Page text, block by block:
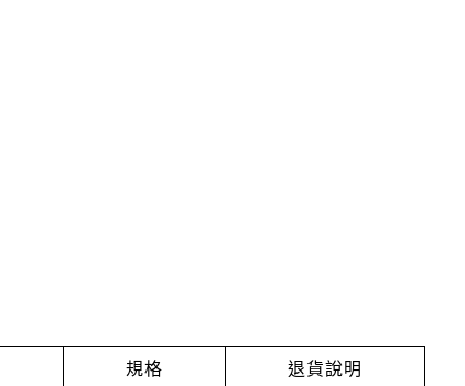
規格 退貨說明